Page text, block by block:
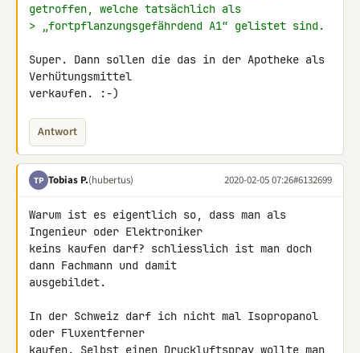
getroffen, welche tatsächlich als
> „fortpflanzungsgefährdend A1“ gelistet sind.
Super. Dann sollen die das in der Apotheke als
Verhütungsmittel
verkaufen. :-)
Antwort
TP Tobias P.(hubertus) 2020-02-05 07:26#6132699
Warum ist es eigentlich so, dass man als
Ingenieur oder Elektroniker
keins kaufen darf? schliesslich ist man doch
dann Fachmann und damit
ausgebildet.
In der Schweiz darf ich nicht mal Isopropanol
oder Fluxentferner
kaufen. Selbst einen Druckluftspray wollte man